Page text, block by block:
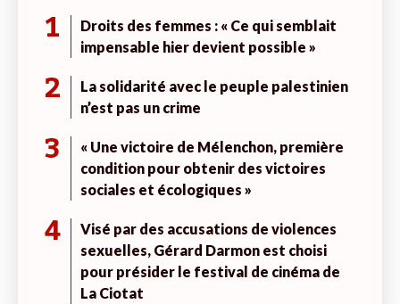
1
Droits des femmes : « Ce qui semblait
impensable hier devient possible »
2
La solidarité avec le peuple palestinien
n’est pas un crime
3
« Une victoire de Mélenchon, première
condition pour obtenir des victoires
sociales et écologiques »
4
Visé par des accusations de violences
sexuelles, Gérard Darmon est choisi
pour présider le festival de cinéma de
La Ciotat